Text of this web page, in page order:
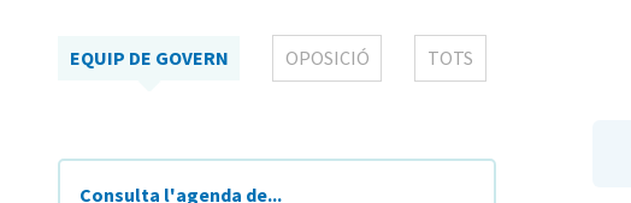
EQUIP DE GOVERN OPOSICIÓ TOTS
Consulta l'agenda de...